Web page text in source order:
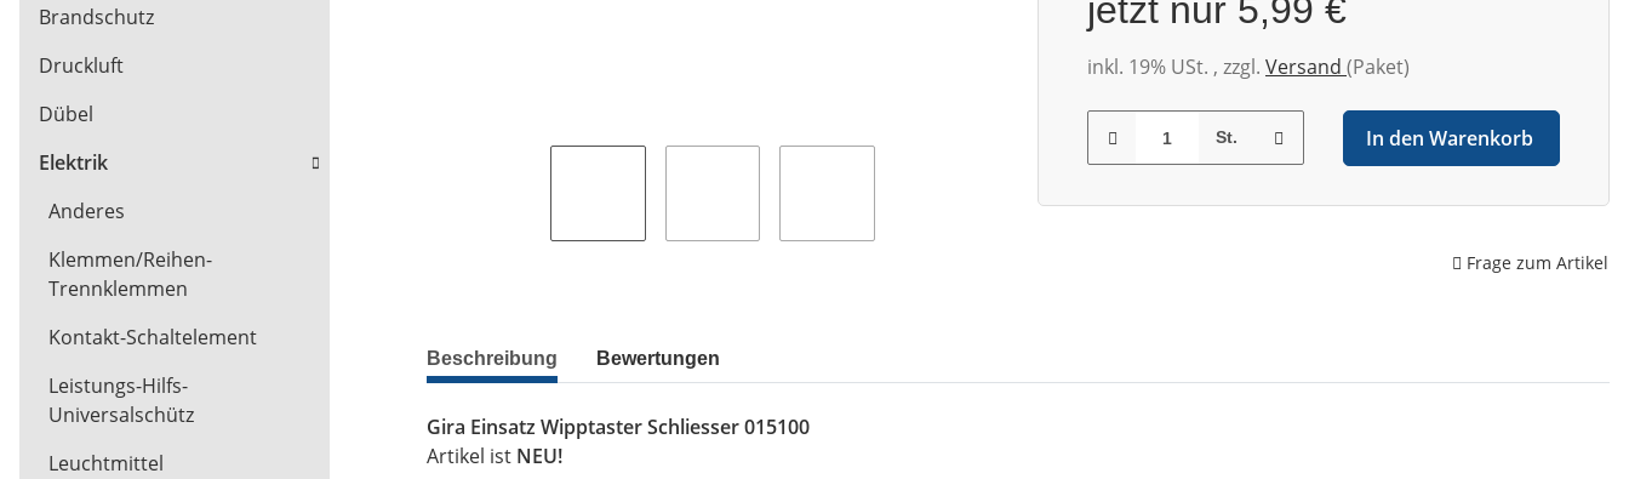
jetzt nur 5,99 €
inkl. 19% USt. , zzgl. Versand (Paket)
St. In den Warenkorb
Frage zum Artikel
Beschreibung Bewertungen
Gira Einsatz Wipptaster Schliesser 015100
Artikel ist NEU!
Brandschutz
Druckluft
Dübel
Elektrik
Anderes
Klemmen/Reihen-
Trennklemmen
Kontakt-Schaltelement
Leistungs-Hilfs-
Universalschütz
Leuchtmittel